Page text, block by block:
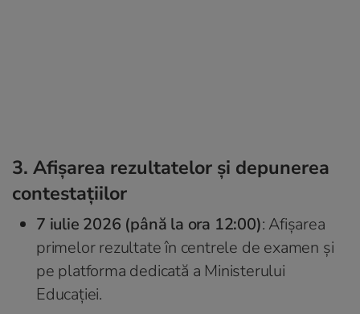
3. Afișarea rezultatelor și depunerea
contestațiilor
7 iulie 2026 (până la ora 12:00): Afișarea
primelor rezultate în centrele de examen și
pe platforma dedicată a Ministerului
Educației.